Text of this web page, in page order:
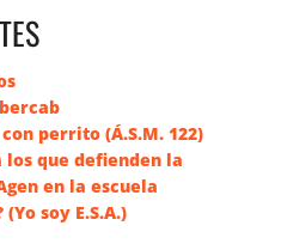
perrito (Á.S.M. 122)
que defienden la
en la escuela
soy E.S.A.)